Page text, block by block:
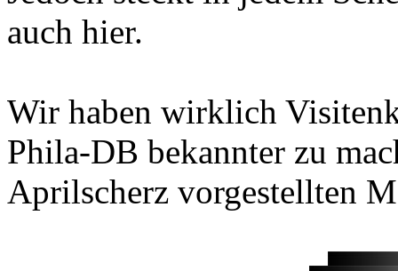
auch hier.
Wir haben wirklich
Phila-DB bekannter zu
Aprilscherz vorgestellten